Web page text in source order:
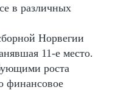
в различных
Норвегии
11-е место.
роста
финансовое